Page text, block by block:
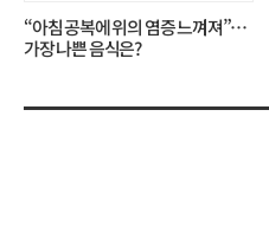
“아침 공복에 위의 염증 느껴져”…
가장 나쁜 음식은?